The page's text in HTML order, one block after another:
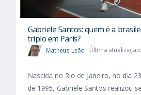
Gabriele Santos: quem é a
triplo em Paris?
Matheus Leão Última
Nascida no Rio de Janeiro, no dia
de 1995, Gabriele Santos realizou